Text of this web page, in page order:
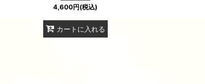
4,600円(税込)
カートに入れる